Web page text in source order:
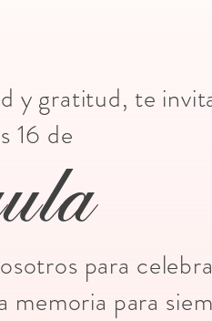
y gratitud, te
16 de
para
memoria para